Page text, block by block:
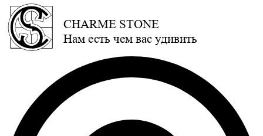
CHARME STONE
Нам есть чем вас удивить